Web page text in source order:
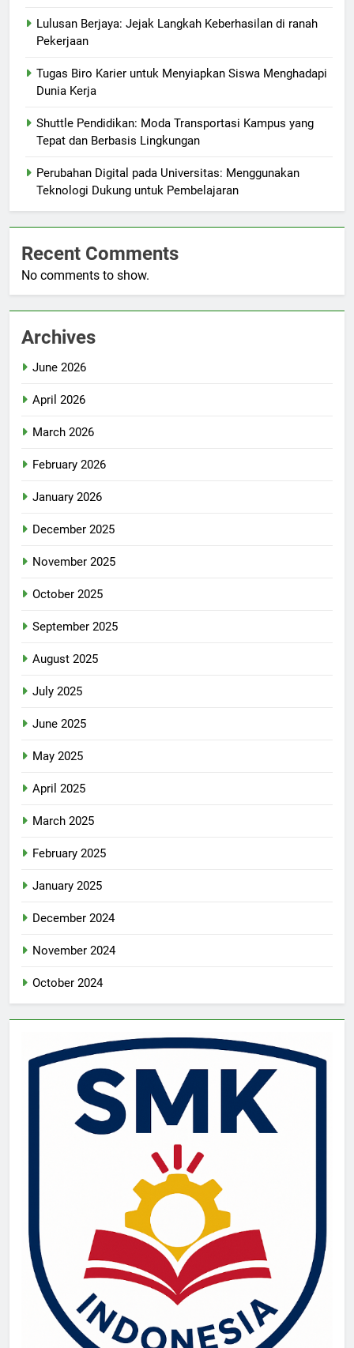
Lulusan Berjaya: Jejak Langkah Keberhasilan di ranah
Pekerjaan
Tugas Biro Karier untuk Menyiapkan Siswa Menghadapi
Dunia Kerja
Shuttle Pendidikan: Moda Transportasi Kampus yang
Tepat dan Berbasis Lingkungan
Perubahan Digital pada Universitas: Menggunakan
Teknologi Dukung untuk Pembelajaran
Recent Comments
No comments to show.
Archives
June 2026
April 2026
March 2026
February 2026
January 2026
December 2025
November 2025
October 2025
September 2025
August 2025
July 2025
June 2025
May 2025
April 2025
March 2025
February 2025
January 2025
December 2024
November 2024
October 2024